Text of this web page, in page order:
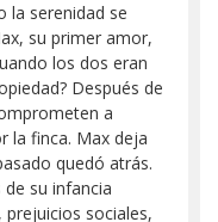
la serenidad se
su primer amor,
los dos eran
Después de
a
la finca. Max deja
quedó atrás.
su infancia
sociales,